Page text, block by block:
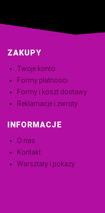
ZAKUPY
Twoje konto
Formy płatnosci
Formy i koszt dostawy
Reklamacje i zwroty
INFORMACJE
O nas
Kontakt
Warsztaty i pokazy